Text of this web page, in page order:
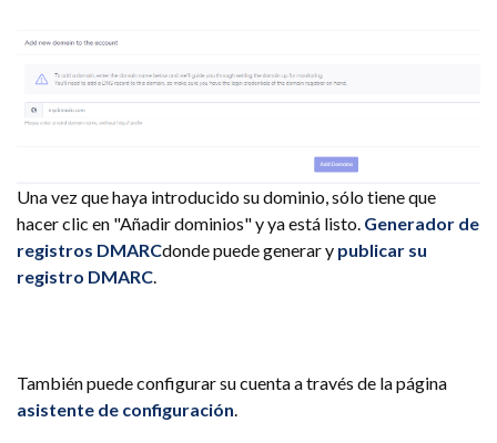
Una vez que haya introducido su dominio, sólo tiene que
hacer clic en "Añadir dominios" y ya está listo. Generador de
registros DMARCdonde puede generar y publicar su
registro DMARC
También puede configurar su cuenta a través de la página
asistente de configuración